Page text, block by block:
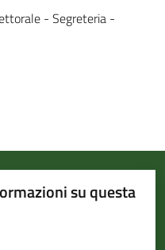
- Segreteria -
su questa